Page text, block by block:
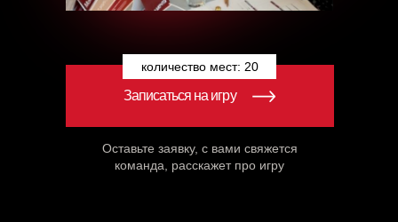
Оставьте заявку, c вами свяжется
команда, расскажет про игру
Записаться на игру
количество мест: 20